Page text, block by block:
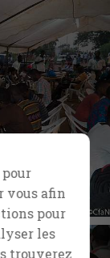
vous afin
pour
les
trouverez